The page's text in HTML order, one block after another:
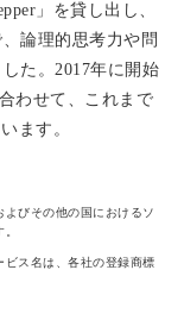
」を貸し出し、
論理的思考力や問
た。2017年に開始
わせて、これまで
ます。
びその他の国におけるソ
ビス名は、各社の登録商標